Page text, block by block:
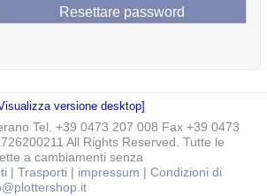
versione desktop]
Tel. +39 0473 207 008 Fax +39 0473
All Rights Reserved. Tutte le
a cambiamenti senza
| Trasporti | impressum | Condizioni di